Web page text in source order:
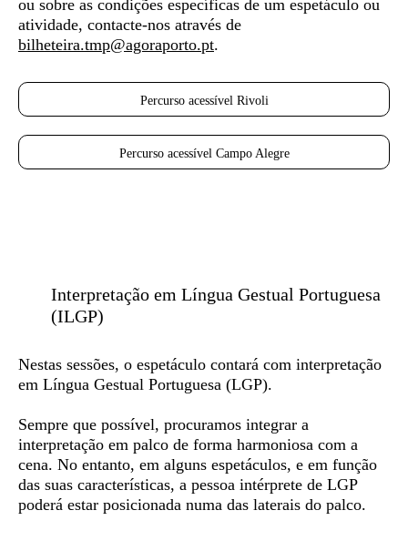
ou sobre as condições específicas de um espetáculo ou
atividade, contacte-nos através de
bilheteira.tmp@agoraporto.pt.
Percurso acessível Rivoli
Percurso acessível Campo Alegre
Interpretação em Língua Gestual Portuguesa
(ILGP)
Nestas sessões, o espetáculo contará com interpretação
em Língua Gestual Portuguesa (LGP).
Sempre que possível, procuramos integrar a
interpretação em palco de forma harmoniosa com a
cena. No entanto, em alguns espetáculos, e em função
das suas características, a pessoa intérprete de LGP
poderá estar posicionada numa das laterais do palco.